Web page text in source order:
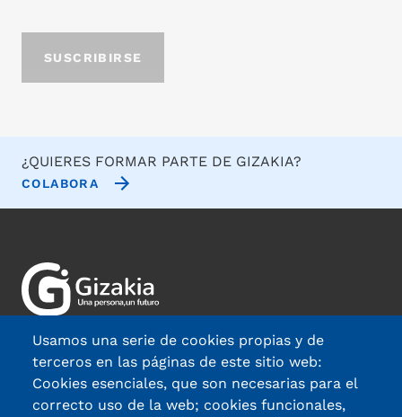
Usamos una serie de cookies propias y de
terceros en las páginas de este sitio web:
Cookies esenciales, que son necesarias para el
correcto uso de la web; cookies funcionales,
¿QUIERES FORMAR PARTE DE GIZAKIA?
COLABORA
Avda. Madariaga 63, 48014, Bilbao